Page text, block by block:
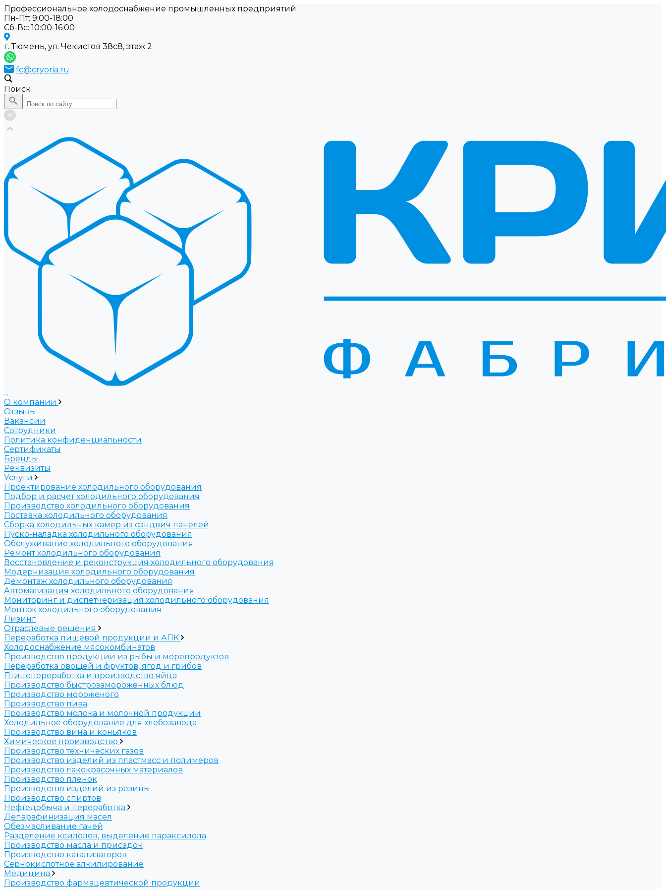
Профессиональное холодоснабжение промышленных предприятий
Пн-Пт: 9:00-18:00
Cб-Вс: 10:00-16:00
г. Тюмень, ул. Чекистов 38с8, этаж 2
fc@cryoria.ru
Поиск
...
О компании
Отзывы
Вакансии
Сотрудники
Политика конфиденциальности
Сертификаты
Бренды
Реквизиты
Услуги
Проектирование холодильного оборудования
Подбор и расчет холодильного оборудования
Производство холодильного оборудования
Поставка холодильного оборудования
Cборка холодильных камер из сэндвич панелей
Пуско-наладка холодильного оборудования
Обслуживание холодильного оборудования
Ремонт холодильного оборудования
Восстановление и реконструкция холодильного оборудования
Модернизация холодильного оборудования
Демонтаж холодильного оборудования
Автоматизация холодильного оборудования
Мониторинг и диспетчеризация холодильного оборудования
Монтаж холодильного оборудования
Лизинг
Отраслевые решения
Переработка пищевой продукции и АПК
Холодоснабжение мясокомбинатов
Производство продукции из рыбы и морепродуктов
Переработка овощей и фруктов, ягод и грибов
Птицепереработка и производство яйца
Производство быстрозамороженных блюд
Производство мороженого
Производство пива
Производство молока и молочной продукции
Холодильное оборудование для хлебозавода
Производство вина и коньяков
Химическое производство
Производство технических газов
Производство изделий из пластмасс и полимеров
Производство лакокрасочных материалов
Производство пленок
Производство изделий из резины
Производство спиртов
Нефтедобыча и переработка
Депарафинизация масел
Обезмасливание гачей
Разделение ксилолов, выделение параксилола
Производство масла и присадок
Производство катализаторов
Сернокислотное алкилирование
Медицина
Производство фармацевтической продукции